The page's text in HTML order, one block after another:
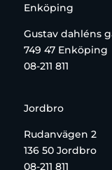
Enköping
Gustav dahléns
749 47 Enköping
08-211 811
Jordbro
Rudanvägen 2
136 50 Jordbro
08-211 811